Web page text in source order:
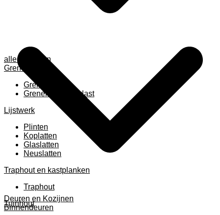
alle anzeigen
Grenen
Grenen B ruw
Grenen gevingerlast
Lijstwerk
Plinten
Koplatten
Glaslatten
Neuslatten
Traphout en kastplanken
Traphout
Tuinhout
Deuren en Kozijnen
Binnendeuren